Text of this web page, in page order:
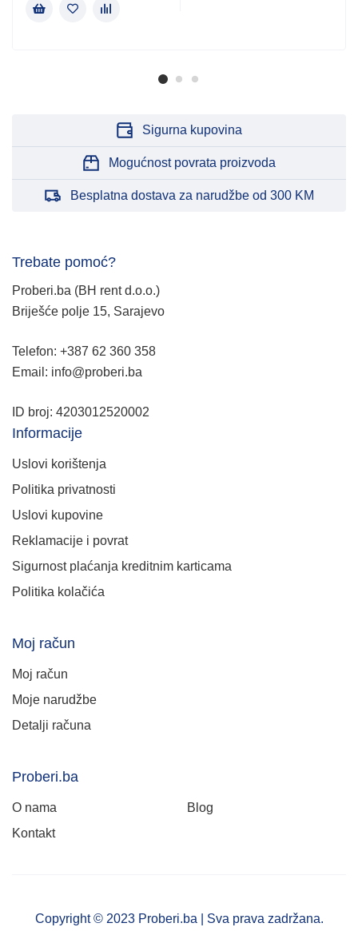
Sigurna kupovina
Mogućnost povrata proizvoda
Besplatna dostava za narudžbe od 300 KM
Trebate pomoć?
Proberi.ba (BH rent d.o.o.)
Briješće polje 15, Sarajevo
Telefon: +387 62 360 358
Email: info@proberi.ba
ID broj: 4203012520002
Informacije
Uslovi korištenja
Politika privatnosti
Uslovi kupovine
Reklamacije i povrat
Sigurnost plaćanja kreditnim karticama
Politika kolačića
Moj račun
Moj račun
Moje narudžbe
Detalji računa
Proberi.ba
O nama
Blog
Kontakt
Copyright © 2023 Proberi.ba | Sva prava zadržana.